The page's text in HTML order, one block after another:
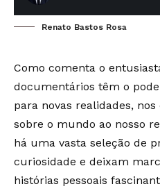
Renato Bastos Rosa
Como comenta o
documentários têm o
para novas realidades,
sobre o mundo ao nosso
há uma vasta seleção de
curiosidade e deixam
histórias pessoais